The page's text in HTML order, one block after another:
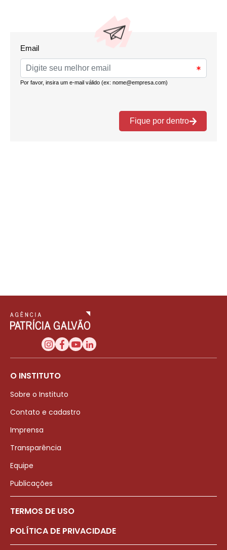
O INSTITUTO
Sobre o Instituto
Contato e cadastro
Imprensa
Transparência
Equipe
Publicações
TERMOS DE USO
POLÍTICA DE PRIVACIDADE